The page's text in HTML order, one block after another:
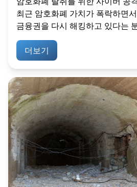
최근 암호화폐 가치가 폭락하면
금융권을 다시 해킹하고 있다는
더보기